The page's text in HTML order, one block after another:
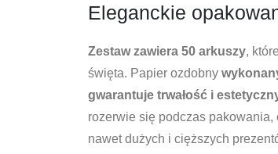
Eleganckie
Zestaw zawiera 50 arkuszy,
święta. Papier ozdobny
gwarantuje trwałość i
rozerwie się podczas
nawet dużych i cięższych